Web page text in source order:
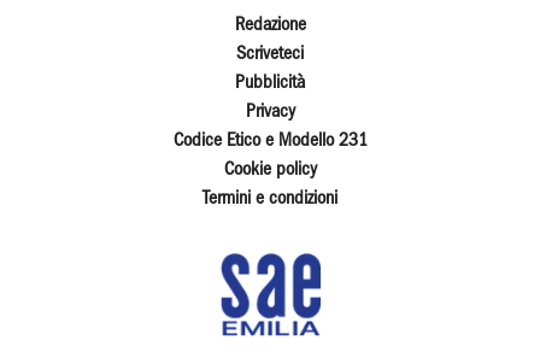
Redazione
Scriveteci
Pubblicità
Privacy
Codice Etico e Modello 231
Cookie policy
Termini e condizioni